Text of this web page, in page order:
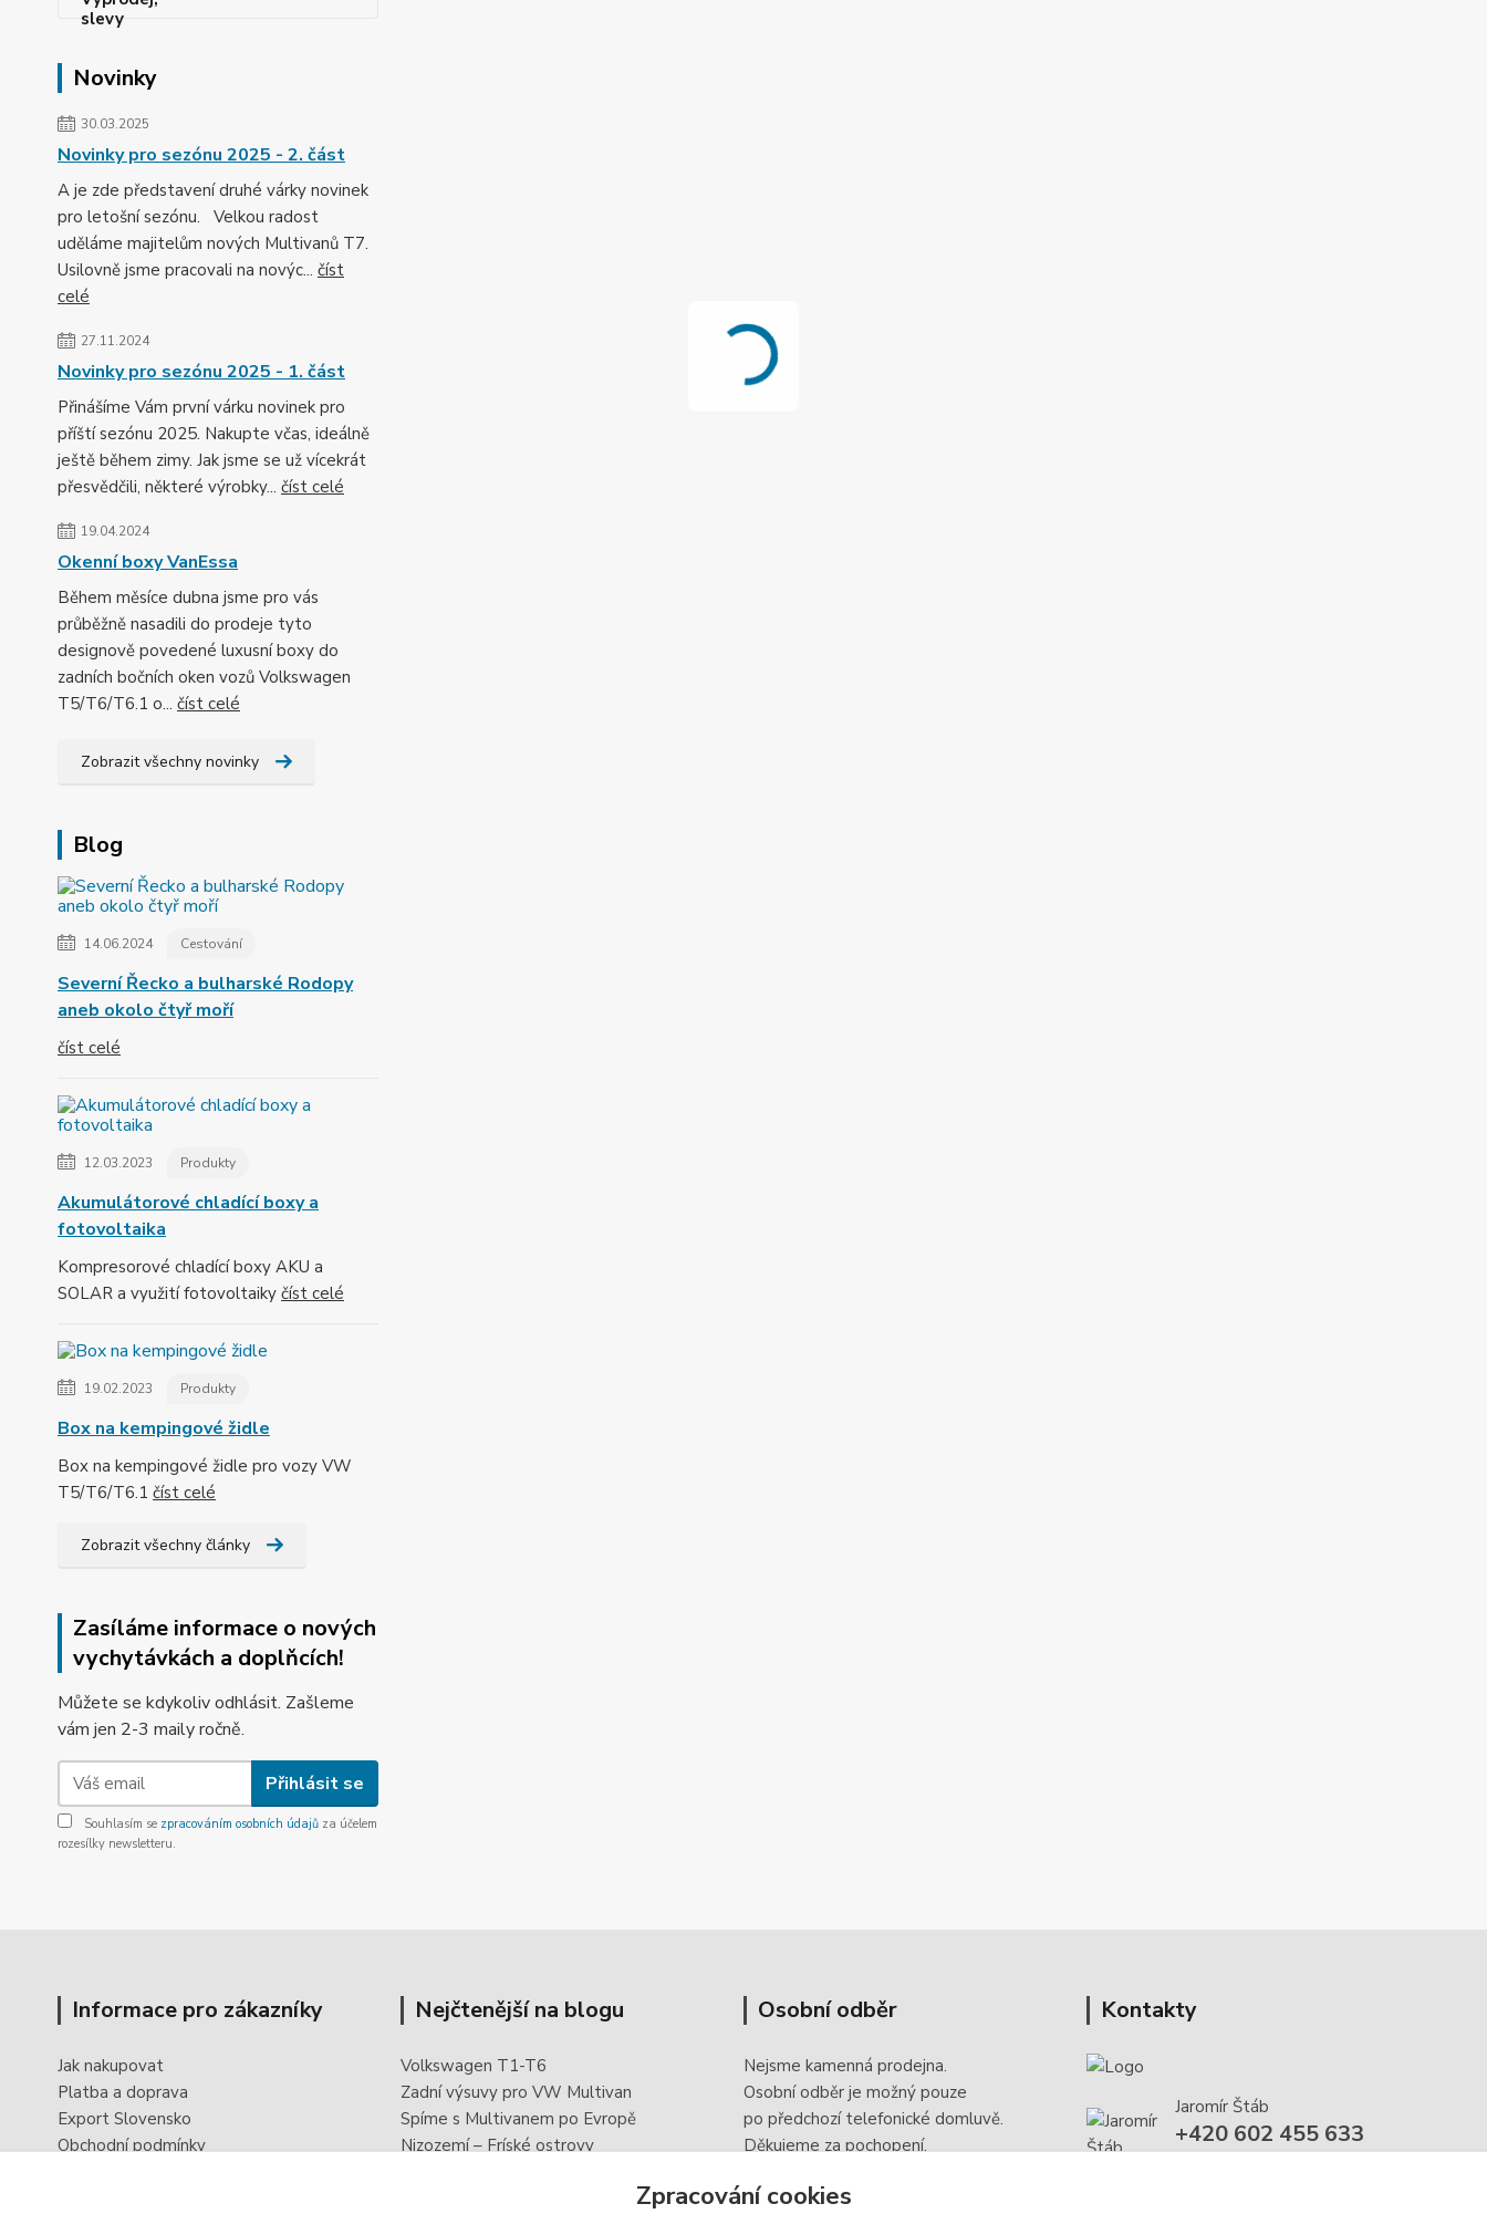
Novinky
30.03.2025
Novinky pro sezónu 2025 - 2. část
A je zde představení druhé várky novinek
pro letošní sezónu. Velkou radost
uděláme majitelům nových Multivanů T7.
Usilovně jsme pracovali na novýc... číst
celé
27.11.2024
Novinky pro sezónu 2025 - 1. část
Přinášíme Vám první várku novinek pro
příští sezónu 2025. Nakupte včas, ideálně
ještě během zimy. Jak jsme se už vícekrát
přesvědčili, některé výrobky... číst celé
19.04.2024
Okenní boxy VanEssa
Během měsíce dubna jsme pro vás
průběžně nasadili do prodeje tyto
designově povedené luxusní boxy do
zadních bočních oken vozů Volkswagen
T5/T6/T6.1 o... číst celé
Zobrazit všechny novinky
Blog
14.06.2024 Cestování
Severní Řecko a bulharské Rodopy
aneb okolo čtyř moří
číst celé
12.03.2023 Produkty
Akumulátorové chladící boxy a
fotovoltaika
Kompresorové chladící boxy AKU a
SOLAR a využití fotovoltaiky číst celé
19.02.2023 Produkty
Box na kempingové židle
Box na kempingové židle pro vozy VW
T5/T6/T6.1 číst celé
Zobrazit všechny články
Zasíláme informace o nových
vychytávkách a doplňcích!
Můžete se kdykoliv odhlásit. Zašleme
vám jen 2-3 maily ročně.
Přihlásit se
Souhlasím se zpracováním osobních údajů za účelem
rozesílky newsletteru.
Informace pro zákazníky
Jak nakupovat
Platba a doprava
Export Slovensko
Obchodní podmínky
Nejčtenější na blogu
Volkswagen T1-T6
Zadní výsuvy pro VW Multivan
Spíme s Multivanem po Evropě
Nizozemí – Fríské ostrovy
Osobní odběr
Nejsme kamenná prodejna.
Osobní odběr je možný pouze
po předchozí telefonické domluvě.
Děkujeme za pochopení.
Kontakty
Jaromír Štáb
+420 602 455 633
Zpracování cookies